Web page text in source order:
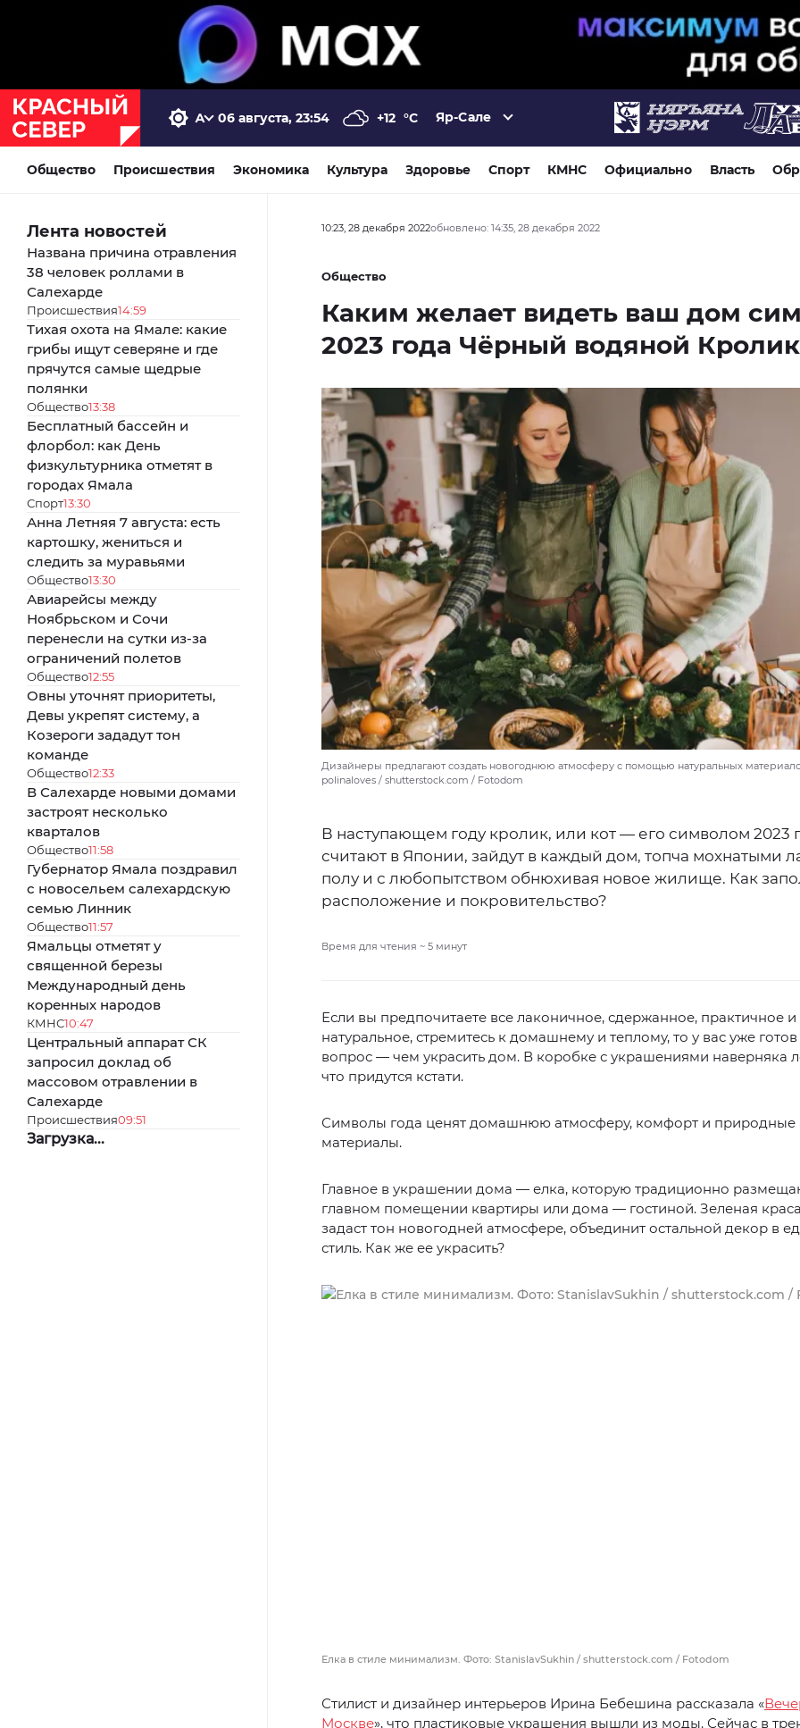
06 августа, 23:54 +12 °C Яр-Сале
Общество Происшествия Экономика Культура Здоровье Спорт КМНС Официально Власть
Лента новостей
Названа причина отравления
38 человек роллами в
Салехарде
Происшествия14:59
Тихая охота на Ямале: какие
грибы ищут северяне и где
прячутся самые щедрые
полянки
Общество13:38
Бесплатный бассейн и
флорбол: как День
физкультурника отметят в
городах Ямала
Спорт13:30
Анна Летняя 7 августа: есть
картошку, жениться и
следить за муравьями
Общество13:30
Авиарейсы между
Ноябрьском и Сочи
перенесли на сутки из-за
ограничений полетов
Общество12:55
Овны уточнят приоритеты,
Девы укрепят систему, а
Козероги зададут тон
команде
Общество12:33
В Салехарде новыми домами
застроят несколько
кварталов
Общество11:58
Губернатор Ямала поздравил
с новосельем салехардскую
семью Линник
Общество11:57
Ямальцы отметят у
священной березы
Международный день
коренных народов
КМНС10:47
Центральный аппарат СК
запросил доклад об
массовом отравлении в
Салехарде
Происшествия09:51
Загрузка...
10:23, 28 декабря 2022обновлено: 14:35, 28 декабря 2022
Общество
Каким желает видеть ваш дом
2023 года Чёрный водяной Кролик
Дизайнеры предлагают создать новогоднюю атмосферу с помощью натуральных
polinaloves / shutterstock.com / Fotodom
В наступающем году кролик, или кот — его символом 2023
считают в Японии, зайдут в каждый дом, топча мохнатыми
полу и с любопытством обнюхивая новое жилище. Как
расположение и покровительство?
Время для чтения ~ 5 минут
Если вы предпочитаете все лаконичное, сдержанное, практичное и
натуральное, стремитесь к домашнему и теплому, то у вас уже готов
вопрос — чем украсить дом. В коробке с украшениями наверняка
что придутся кстати.
Символы года ценят домашнюю атмосферу, комфорт и природные
материалы.
Главное в украшении дома — елка, которую традиционно
главном помещении квартиры или дома — гостиной. Зеленая
задаст тон новогодней атмосфере, объединит остальной декор в
стиль. Как же ее украсить?
Елка в стиле минимализм. Фото: StanislavSukhin / shutterstock.com / Fotodom
Стилист и дизайнер интерьеров Ирина Бебешина рассказала «
Москве», что пластиковые украшения вышли из моды. Сейчас в